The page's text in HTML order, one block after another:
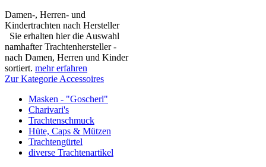
Damen-, Herren- und
Kindertrachten nach Hersteller
Sie erhalten hier die Auswahl
namhafter Trachtenhersteller -
nach Damen, Herren und Kinder
sortiert. mehr erfahren
Zur Kategorie Accessoires
Masken - "Goscherl"
Charivari's
Trachtenschmuck
Hüte, Caps & Mützen
Trachtengürtel
diverse Trachtenartikel